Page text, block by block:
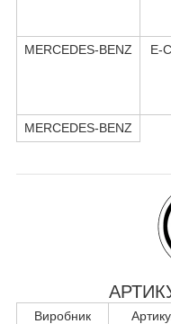
MERCEDES-BENZ
E-
MERCEDES-BENZ
Виробник